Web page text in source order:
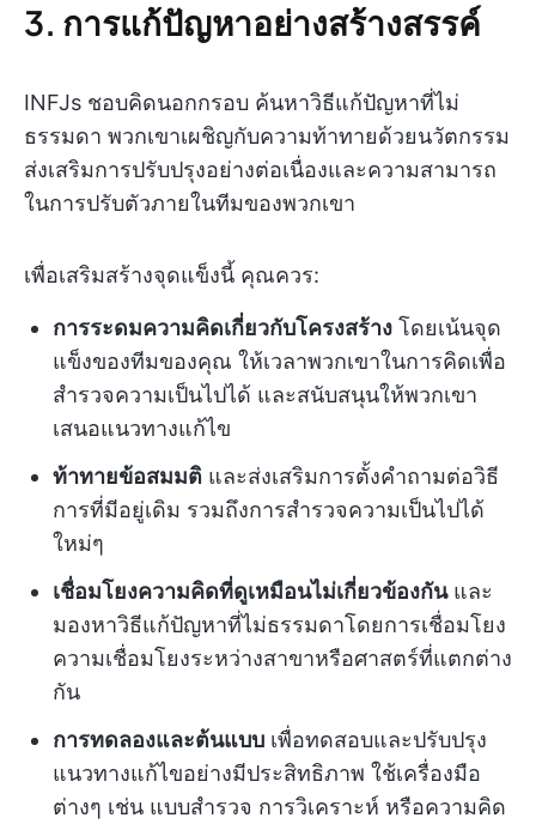
3. การแก้ปัญหาอย่างสร้างสรรค์
INFJs ชอบคิดนอกกรอบ ค้นหาวิธีแก้ปัญหาที่ไม่
ธรรมดา พวกเขาเผชิญกับความท้าทายด้วยนวัตกรรม
ส่งเสริมการปรับปรุงอย่างต่อเนื่องและความสามารถ
ในการปรับตัวภายในทีมของพวกเขา
เพื่อเสริมสร้างจุดแข็งนี้ คุณควร:
การระดมความคิดเกี่ยวกับโครงสร้าง โดยเน้นจุด
แข็งของทีมของคุณ ให้เวลาพวกเขาในการคิดเพื่อ
สำรวจความเป็นไปได้ และสนับสนุนให้พวกเขา
เสนอแนวทางแก้ไข
ท้าทายข้อสมมติ และส่งเสริมการตั้งคำถามต่อวิธี
การที่มีอยู่เดิม รวมถึงการสำรวจความเป็นไปได้
ใหม่ๆ
เชื่อมโยงความคิดที่ดูเหมือนไม่เกี่ยวข้องกันและ
มองหาวิธีแก้ปัญหาที่ไม่ธรรมดาโดยการเชื่อมโยง
ความเชื่อมโยงระหว่างสาขาหรือศาสตร์ที่แตกต่าง
กัน
การทดลองและต้นแบบ เพื่อทดสอบและปรับปรุง
แนวทางแก้ไขอย่างมีประสิทธิภาพ ใช้เครื่องมือ
ต่างๆ เช่น แบบสำรวจ การวิเคราะห์ หรือความคิด